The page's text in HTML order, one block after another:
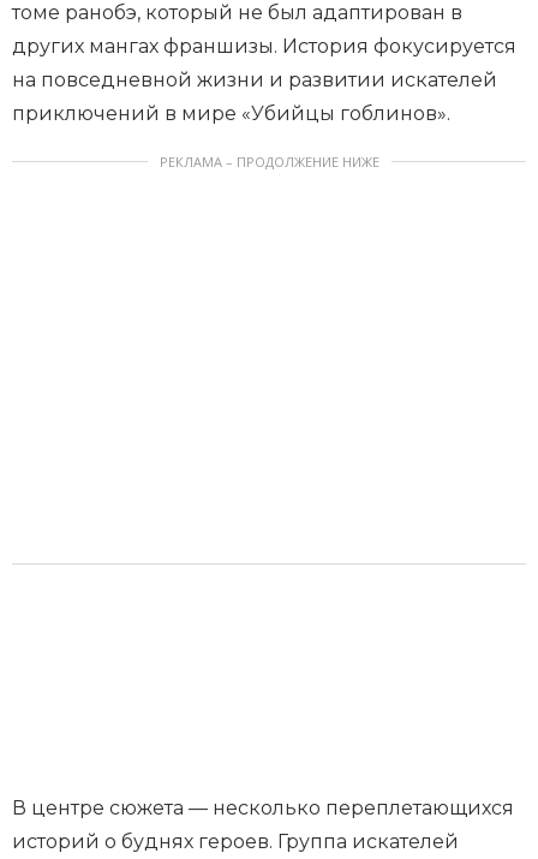
томе ранобэ, который не был адаптирован в
других мангах франшизы. История фокусируется
на повседневной жизни и развитии искателей
приключений в мире «Убийцы гоблинов».
РЕКЛАМА – ПРОДОЛЖЕНИЕ НИЖЕ
В центре сюжета — несколько переплетающихся
историй о буднях героев. Группа искателей